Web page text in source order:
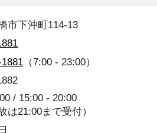
2020年6月15日
ト
た！
代表内定！
2020年5月27日
デミー様へ オンライン講義＆
市下沖町114-13
（7:00 - 23:00）
/ 15:00 - 20:00
は21:00まで受付）